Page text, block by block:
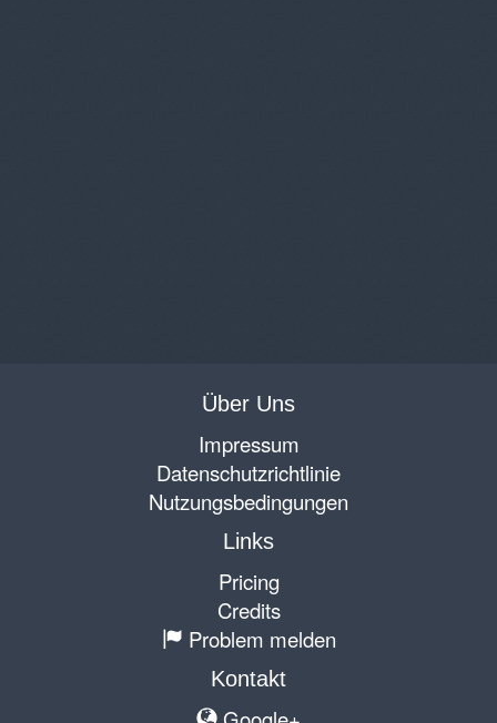
Über Uns
Impressum
Datenschutzrichtlinie
Nutzungsbedingungen
Links
Pricing
Credits
Problem melden
Kontakt